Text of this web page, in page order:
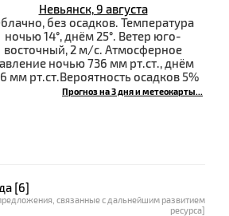
Невьянск, 9 августа
без осадков. Температура
ночью 14°, днём 25°. Ветер юго-
восточный, 2 м/с. Атмосферное
ночью 736 мм рт.ст., днём
мм рт.ст.Вероятность осадков 5%
Прогноз на 3 дня и метеокарты...
[6]
связанные с дальнейшим развитием
ресурса]